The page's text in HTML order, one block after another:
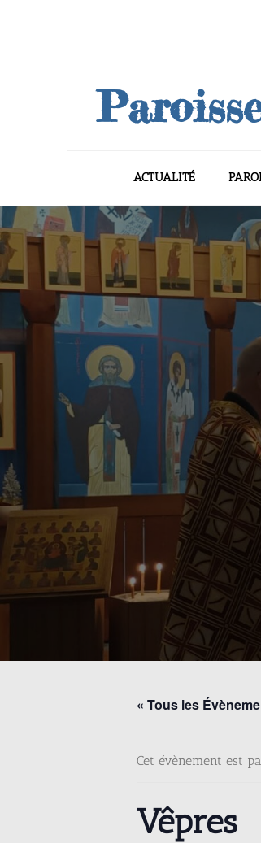
ACTUALITÉ
« Tous les
Cet évènement est
Vêpres